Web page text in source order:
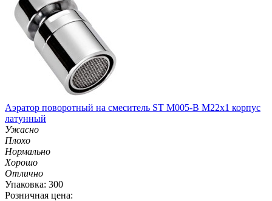
Аэратор поворотный на смеситель ST М005-B М22х1 корпус
латунный
Ужасно
Плохо
Нормально
Хорошо
Отлично
Упаковка: 300
Розничная цена: